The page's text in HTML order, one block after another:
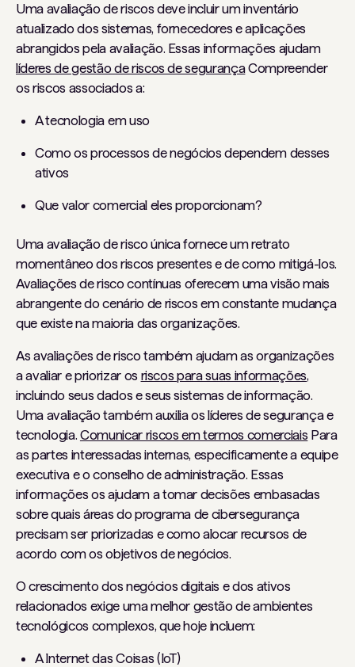
Uma avaliação de riscos deve incluir um inventário
atualizado dos sistemas, fornecedores e aplicações
abrangidos pela avaliação. Essas informações ajudam
líderes de gestão de riscos de segurançaCompreender
os riscos associados a:
A tecnologia em uso
Como os processos de negócios dependem desses
ativos
Que valor comercial eles proporcionam?
Uma avaliação de risco única fornece um retrato
momentâneo dos riscos presentes e de como mitigá-los.
Avaliações de risco contínuas oferecem uma visão mais
abrangente do cenário de riscos em constante mudança
que existe na maioria das organizações.
As avaliações de risco também ajudam as organizações
a avaliar e priorizar os riscos para suas informações,
incluindo seus dados e seus sistemas de informação.
Uma avaliação também auxilia os líderes de segurança e
tecnologia. Comunicar riscos em termos comerciaisPara
as partes interessadas internas, especificamente a equipe
executiva e o conselho de administração. Essas
informações os ajudam a tomar decisões embasadas
sobre quais áreas do programa de cibersegurança
precisam ser priorizadas e como alocar recursos de
acordo com os objetivos de negócios.
O crescimento dos negócios digitais e dos ativos
relacionados exige uma melhor gestão de ambientes
tecnológicos complexos, que hoje incluem:
A Internet das Coisas (IoT)